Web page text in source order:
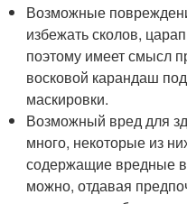
Возможные
избежать сколов,
поэтому имеет смысл
восковой карандаш
маскировки.
Возможный вред для
много, некоторые из
содержащие вредные
можно, отдавая